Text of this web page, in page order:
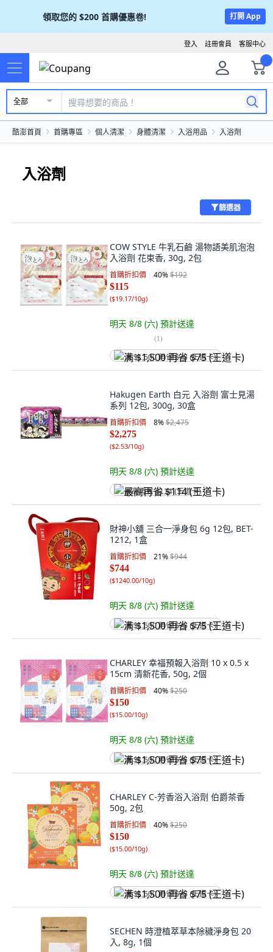
領取您的 $200 首購優惠卷! 打開 App
客服中心
註冊會員
登入
全部
酷澎首頁 首購專區 個人清潔 身體清潔 入浴用品 入浴劑
入浴劑
篩選器
COW STYLE 牛乳石鹼 湯物語美肌泡泡
入浴劑 花束香, 30g, 2包
首購折扣價 40%$192
$115
($19.17/10g)
明天 8/8 (六) 預計送達
(1)
满 $1,500 再省 $75 (王道卡)
Hakugen Earth 白元 入浴劑 富士見湯
系列 12包, 300g, 30盒
首購折扣價 8%$2,475
$2,275
($2.53/10g)
明天 8/8 (六) 預計送達
最高再省 $114 (王道卡)
財神小舖 三合一淨身包 6g 12包, BET-
1212, 1盒
首購折扣價 21%$944
$744
($1240.00/10g)
明天 8/8 (六) 預計送達
满 $1,500 再省 $75 (王道卡)
CHARLEY 幸福預報入浴劑 10 x 0.5 x
15cm 清新花香, 50g, 2個
首購折扣價 40%$250
$150
($15.00/10g)
明天 8/8 (六) 預計送達
满 $1,500 再省 $75 (王道卡)
CHARLEY C-芳香浴入浴劑 伯爵茶香
50g, 2包
首購折扣價 40%$250
$150
($15.00/10g)
明天 8/8 (六) 預計送達
满 $1,500 再省 $75 (王道卡)
SECHEN 時澄植萃草本除穢淨身包 20
入, 8g, 1個